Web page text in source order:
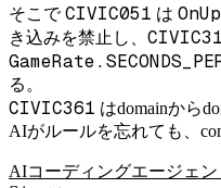
そこでCIVIC051 は
き込みを禁止し、
る。
CIVIC361 はdomainから
AIがルールを忘れても、
AIコーディングエージェ